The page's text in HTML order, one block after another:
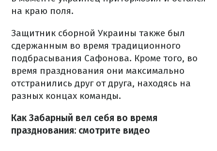
на краю поля.
Защитник сборной Украины также был
сдержанным во время традиционного
подбрасывания Сафонова. Кроме того, во
время празднования они максимально
отстранились друг от друга, находясь на
разных концах команды.
Как Забарный вел себя во время
празднования: смотрите видео